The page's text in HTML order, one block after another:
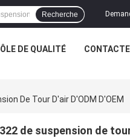
Recherche
DE QUALITÉ
De Tour D'air D'ODM D'OEM
de suspension de